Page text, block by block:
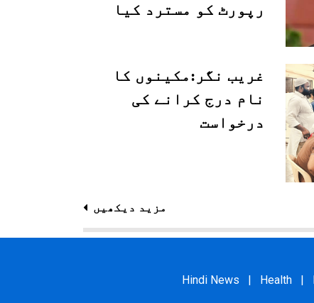
رپورٹ کو مسترد کیا
غریب نگر:مکینوں کا
نام درج کرانے کی
درخواست
مزید دیکھیں
Hindi News Health